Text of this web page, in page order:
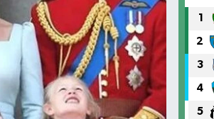
1
2
3
4
5